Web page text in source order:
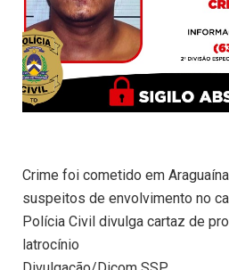
Crime foi cometido em
suspeitos de envolvimento no
Polícia Civil divulga cartaz de
latrocínio